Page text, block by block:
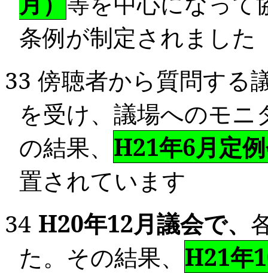
条例が制定されました
33 傍聴者から質問する
を受け、議場へのモ
の結果、 H21年6月定
置されています
34 H20年12月議会で、
た。その結果、 H21年